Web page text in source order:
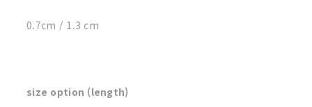
0.7cm / 1.3 cm
size option (length)